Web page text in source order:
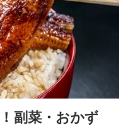
副菜・おかず